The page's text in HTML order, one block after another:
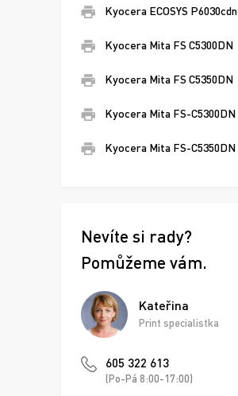
Kyocera ECOSYS P6030cdn
Kyocera Mita FS C5300DN
Kyocera Mita FS C5350DN
Kyocera Mita FS-C5300DN
Kyocera Mita FS-C5350DN
Nevíte si rady?
Pomůžeme vám.
Kateřina
Print specialistka
605 322 613
(Po-Pá 8:00-17:00)